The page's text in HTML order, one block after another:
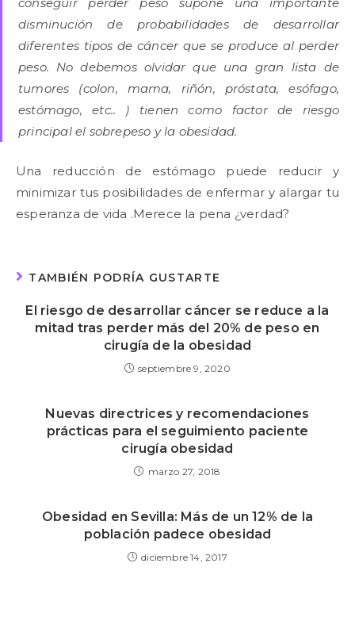
disminución de probabilidades de desarrollar
diferentes tipos de cáncer que se produce al perder
peso. No debemos olvidar que una gran lista de
tumores (colon, mama, riñón, próstata, esófago,
estómago, etc.. ) tienen como factor de riesgo
principal el sobrepeso y la obesidad.
Una reducción de estómago puede reducir y
minimizar tus posibilidades de enfermar y alargar tu
esperanza de vida .Merece la pena ¿verdad?
TAMBIÉN PODRÍA GUSTARTE
El riesgo de desarrollar cáncer se reduce a la
mitad tras perder más del 20% de peso en
cirugía de la obesidad
septiembre 9, 2020
Nuevas directrices y recomendaciones
prácticas para el seguimiento paciente
cirugía obesidad
marzo 27, 2018
Obesidad en Sevilla: Más de un 12% de la
población padece obesidad
diciembre 14, 2017